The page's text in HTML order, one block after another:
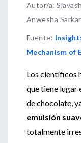
Autor/a:
Anwesha Sarkar
Fuente:
Mechanism of
Los científicos
que tiene lugar
de chocolate,
emulsión
totalmente